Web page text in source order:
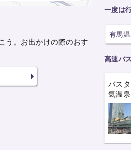
う。お出かけの際のおす
一度は
有馬温
高速バ
バス
気温泉